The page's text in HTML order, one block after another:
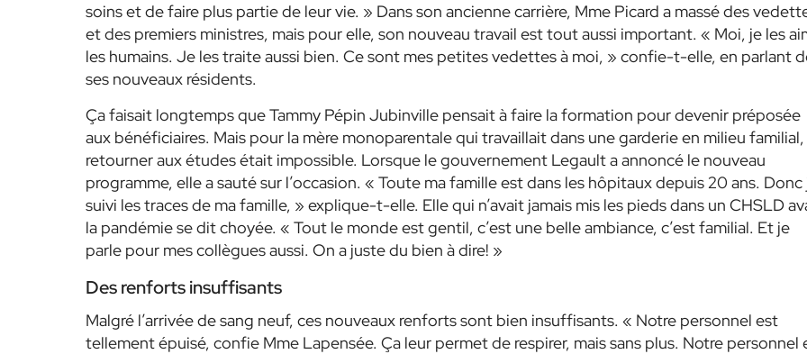
soins et de faire plus partie de leur vie. » Dans son ancienne carrière, Mme Picard a massé des
et des premiers ministres, mais pour elle, son nouveau travail est tout aussi important. « Moi, je les
les humains. Je les traite aussi bien. Ce sont mes petites vedettes à moi, » confie-t-elle, en parlant
ses nouveaux résidents.
Ça faisait longtemps que Tammy Pépin Jubinville pensait à faire la formation pour devenir préposée
aux bénéficiaires. Mais pour la mère monoparentale qui travaillait dans une garderie en milieu familial,
retourner aux études était impossible. Lorsque le gouvernement Legault a annoncé le nouveau
programme, elle a sauté sur l’occasion. « Toute ma famille est dans les hôpitaux depuis 20 ans. Donc
suivi les traces de ma famille, » explique-t-elle. Elle qui n’avait jamais mis les pieds dans un CHSLD
la pandémie se dit choyée. « Tout le monde est gentil, c’est une belle ambiance, c’est familial. Et je
parle pour mes collègues aussi. On a juste du bien à dire! »
Des renforts insuffisants
Malgré l’arrivée de sang neuf, ces nouveaux renforts sont bien insuffisants. « Notre personnel est
tellement épuisé, confie Mme Lapensée. Ça leur permet de respirer, mais sans plus. Notre personnel